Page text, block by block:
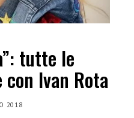
tutte le
Ivan Rota
2018